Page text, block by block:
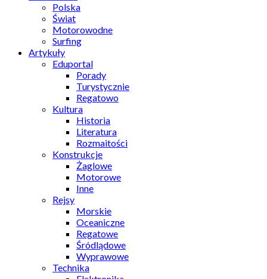
Polska
Świat
Motorowodne
Surfing
Artykuły
Eduportal
Porady
Turystycznie
Regatowo
Kultura
Historia
Literatura
Rozmaitości
Konstrukcje
Żaglowe
Motorowe
Inne
Rejsy
Morskie
Oceaniczne
Regatowe
Śródlądowe
Wyprawowe
Technika